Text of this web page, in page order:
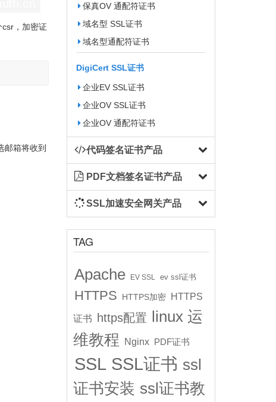
，加密证
邮箱将收到
保真OV 通配符证书
域名型 SSL证书
域名型通配符证书
DigiCert SSL证书
企业EV SSL证书
企业OV SSL证书
企业OV 通配符证书
代码签名证书产品
PDF文档签名证书产品
SSL加速安全网关产品
TAG
Apache EV SSL ev ssl证书
HTTPS HTTPS加密 HTTPS
证书 https配置 linux 运
维教程
Nginx PDF证书
SSL SSL证书 ssl
证书安装 ssl证书教